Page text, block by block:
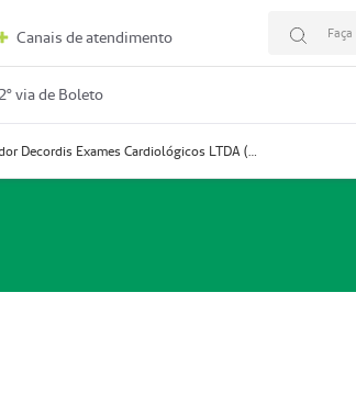
Canais de atendimento
via de Boleto
Prestador Decordis Exames Cardiológicos LTDA (51004346-0)